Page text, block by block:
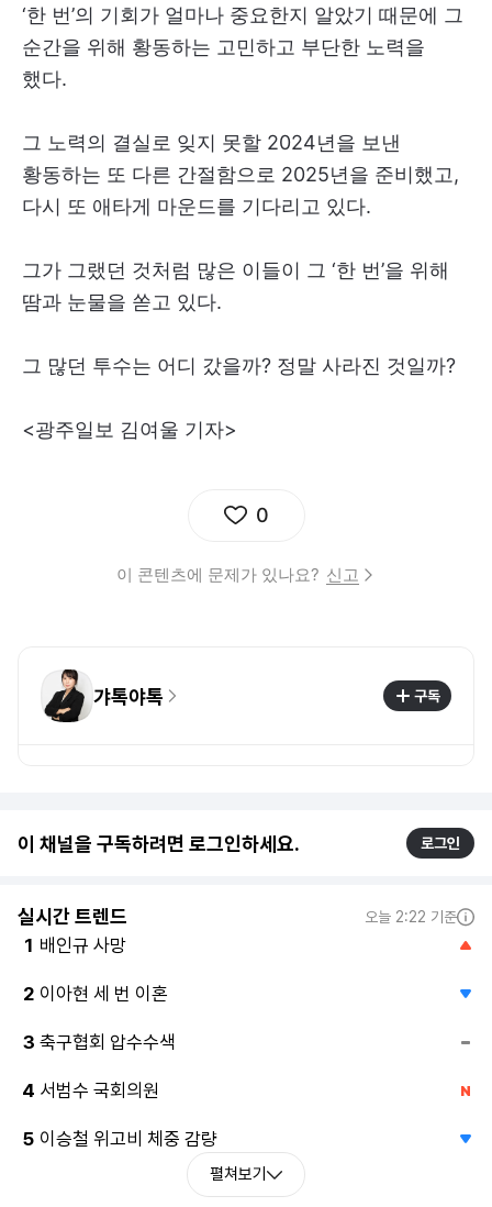
‘한 번’의 기회가 얼마나 중요한지 알았기 때문에 그
순간을 위해 황동하는 고민하고 부단한 노력을
했다.
그 노력의 결실로 잊지 못할 2024년을 보낸
황동하는 또 다른 간절함으로 2025년을 준비했고,
다시 또 애타게 마운드를 기다리고 있다.
그가 그랬던 것처럼 많은 이들이 그 ‘한 번’을 위해
땀과 눈물을 쏟고 있다.
그 많던 투수는 어디 갔을까? 정말 사라진 것일까?
<광주일보 김여울 기자>
0
이 콘텐츠에 문제가 있나요? 신고
갸톡야톡 구독
이 채널을 구독하려면 로그인하세요. 로그인
실시간 트렌드 오늘 2:22 기준
1 배인규 사망
2 이아현 세 번 이혼
3 축구협회 압수수색
4 서범수 국회의원
5 이승철 위고비 체중 감량
펼쳐보기